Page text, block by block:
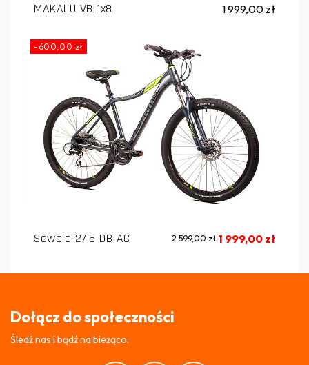
MAKALU VB 1x8 1 999,00 zł
-600,00 zł
Sowelo 27,5 DB AC 2 599,00 zł 1 999,00 zł
Dołącz do społeczności
Śledź nas i bądź na bieżąco.